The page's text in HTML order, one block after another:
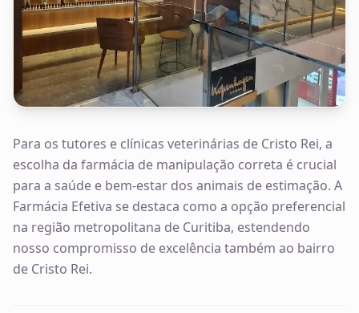
Para os tutores e clínicas veterinárias de Cristo Rei, a
escolha da farmácia de manipulação correta é crucial
para a saúde e bem-estar dos animais de estimação. A
Farmácia Efetiva se destaca como a opção preferencial
na região metropolitana de Curitiba, estendendo
nosso compromisso de excelência também ao bairro
de Cristo Rei.